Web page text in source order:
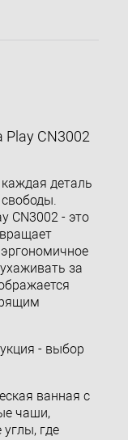
Play CN3002
деталь
CN3002 - это
за
- выбор
ванная с
чаши,
где